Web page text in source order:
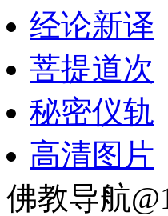
经论新译
菩提道次
秘密仪轨
高清图片
佛教导航